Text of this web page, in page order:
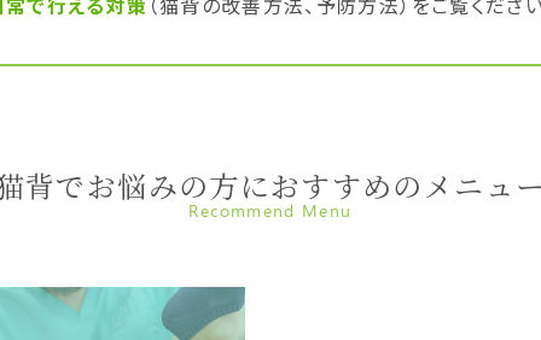
常で行える対策 （猫背の改善方法、予防方法）をご覧くださ
背でお悩みの方におすすめのメニュ
Recommend Menu